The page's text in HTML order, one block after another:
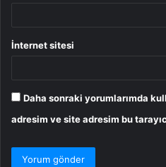
İnternet sitesi
Daha sonraki yorumlarımda
adresim ve site adresim bu